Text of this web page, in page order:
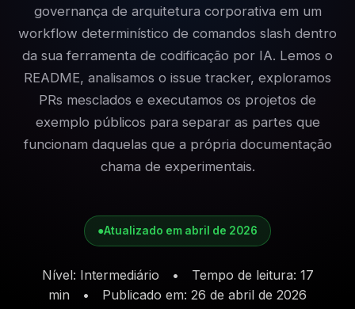
governança de arquitetura corporativa em um
workflow determinístico de comandos slash dentro
da sua ferramenta de codificação por IA. Lemos o
README, analisamos o issue tracker, exploramos
PRs mesclados e executamos os projetos de
exemplo públicos para separar as partes que
funcionam daquelas que a própria documentação
chama de experimentais.
●Atualizado em abril de 2026
Nível: Intermediário •
Tempo de leitura: 17
min
• Publicado em: 26 de abril de 2026